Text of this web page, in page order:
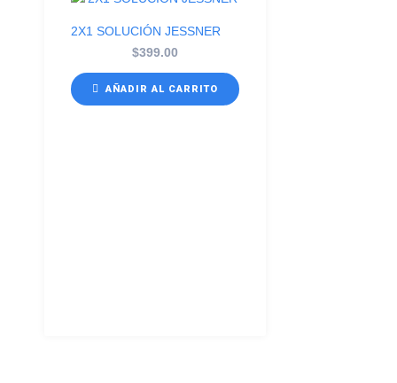
2X1 SOLUCIÓN JESSNER
$399.00
AÑADIR AL CARRITO